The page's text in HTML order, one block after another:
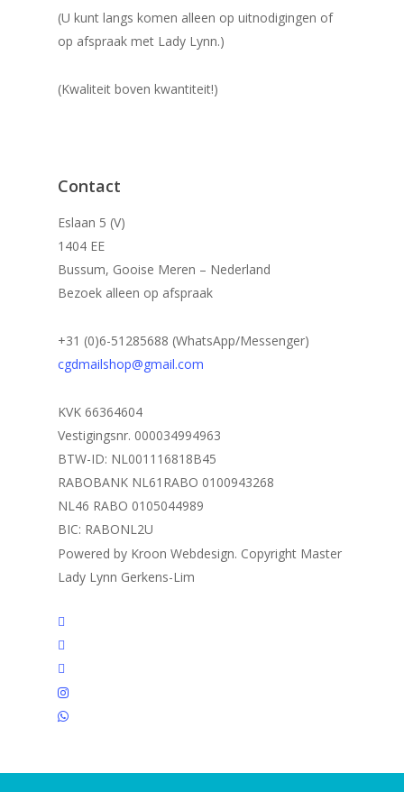
(U kunt langs komen alleen op uitnodigingen of
op afspraak met Lady Lynn.)
(Kwaliteit boven kwantiteit!)
Contact
Eslaan 5 (V)
1404 EE
Bussum, Gooise Meren – Nederland
Bezoek alleen op afspraak
+31 (0)6-51285688 (WhatsApp/Messenger)
cgdmailshop@gmail.com
KVK 66364604
Vestigingsnr. 000034994963
BTW-ID: NL001116818B45
RABOBANK NL61RABO 0100943268
NL46 RABO 0105044989
BIC: RABONL2U
Powered by Kroon Webdesign. Copyright Master
Lady Lynn Gerkens-Lim
twitter
facebook
linkedin
instagram
whatsapp